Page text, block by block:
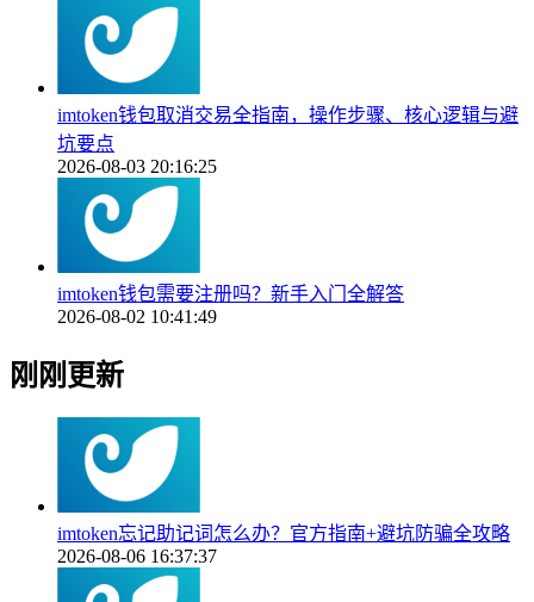
imtoken钱包取消交易全指南，操作步骤、核心逻辑与避
坑要点
2026-08-03 20:16:25
imtoken钱包需要注册吗？新手入门全解答
2026-08-02 10:41:49
刚刚更新
imtoken忘记助记词怎么办？官方指南+避坑防骗全攻略
2026-08-06 16:37:37